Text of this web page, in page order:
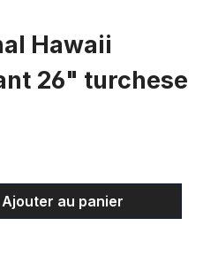
Hawaii
26" turchese
: Entrez la
Ajouter au panier